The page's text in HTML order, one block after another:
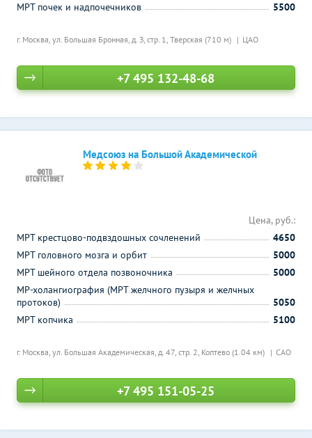
г. Москва, ул. Большая Бронная, д. З, стр. 1, Тверская (710 м) ЦАО
МРТ почек и надпочечников
5500
+7 495 132-48-68
Медсоюз на Большой Академической
г. Москва, ул. Большая Академическая, д. 47, стр. 2, Коптево (1.04 км) САО
Цена, руб.:
МРТ крестцово-подвздошных сочленений
4650
МРТ головного мозга и орбит
5000
МРТ шейного отдела позвоночника
5000
МР-холангиография (МРТ желчного пузыря и желчных
протоков)
5050
МРТ копчика
5100
+7 495 151-05-25